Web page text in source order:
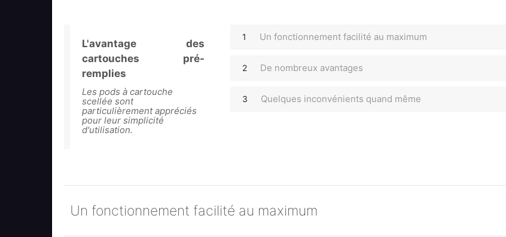
L'avantage des
cartouches pré-
remplies
Les pods à cartouche
scellée sont
particulièrement appréciés
pour leur simplicité
d'utilisation.
Un fonctionnement facilité au maximum
De nombreux avantages
Quelques inconvénients quand même
Un fonctionnement facilité au maximum